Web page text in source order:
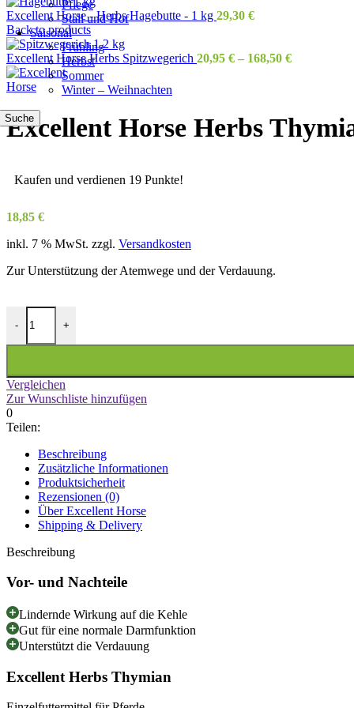
Pflege
Stall und Hof
Saisonal
Frühling
Herbst
Sommer
Winter – Weihnachten
Suche
Excellent Horse - Herbs Hagebutte - 1 kg 29,30 €
Back to products
Excellent Horse Herbs Spitzwegerich 20,95 € – 168,50 €
Excellent Horse Herbs
Kaufen und verdienen 19 Punkte!
18,85 €
inkl. 7 % MwSt. zzgl. Versandkosten
Zur Unterstützung der Atemwege und der Verdauung.
-
Excellent Horse Herbs Thymian - 500 g Menge
+
Vergleichen
Zur Wunschliste hinzufügen
0
Teilen:
Beschreibung
Zusätzliche Informationen
Produktsicherheit
Rezensionen (0)
Über Excellent Horse
Shipping & Delivery
Beschreibung
Vor- und Nachteile
Lindernde Wirkung auf die Kehle
Gut für eine normale Darmfunktion
Unterstützt die Verdauung
Excellent Herbs Thymian